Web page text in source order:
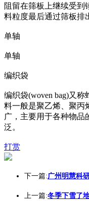
阻留在筛板上继续受到
料粒度最后通过筛板排
单轴
单轴
编织袋
编织袋(woven bag)又
料一般是聚乙烯、聚丙
广，主要用于各种物品
泛。
打赏
下一篇:广州明慧科
上一篇:冬季下雪了